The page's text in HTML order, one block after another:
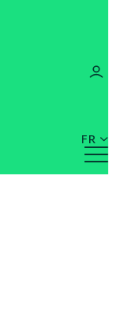
FR